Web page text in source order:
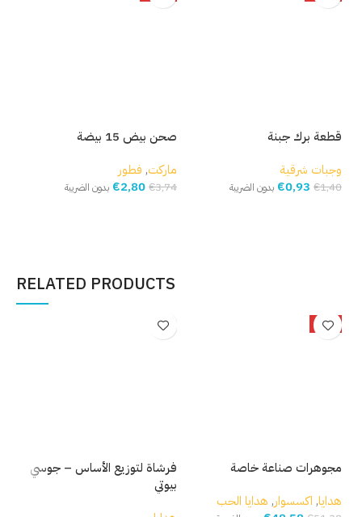
قطعة برك جبنة
وجبات شرقية
€1,40
€0,93 بدون الضريبة
صحن بيض 15 بيضة
ماركت, فطور
€3,74
€2,80 بدون الضريبة
RELATED PRODUCTS
-5%
مجوهرات صناعة خاصة
هدايا, اكسسوار, هدايا الحب
فرشاة لتوزيع الأساس – جوسي
بيوتي